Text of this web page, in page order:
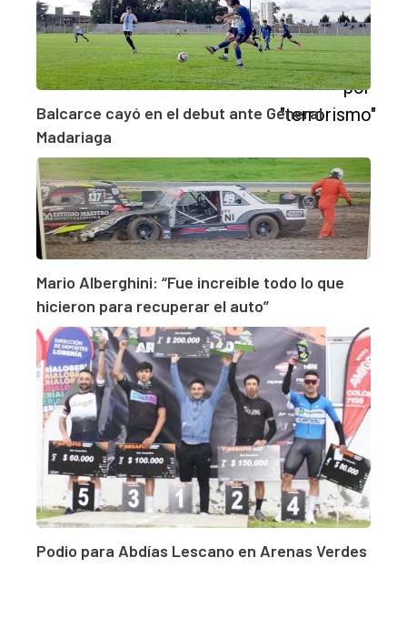
Balcarce cayó en el debut ante General
Madariaga
Mario Alberghini: “Fue increíble todo lo que
hicieron para recuperar el auto”
Podio para Abdías Lescano en Arenas Verdes